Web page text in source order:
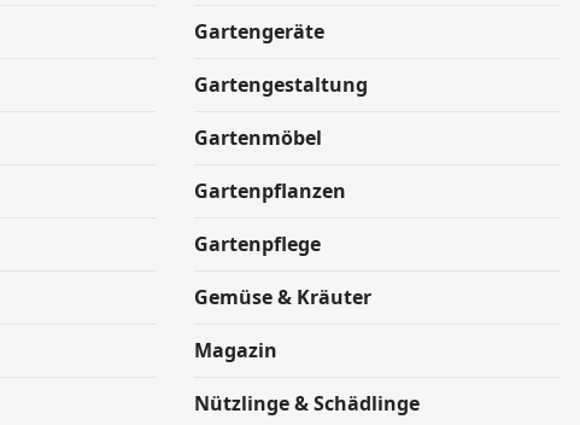
Gartengeräte
Gartengestaltung
Gartenmöbel
Gartenpflanzen
Gartenpflege
Gemüse & Kräuter
Magazin
Nützlinge & Schädlinge